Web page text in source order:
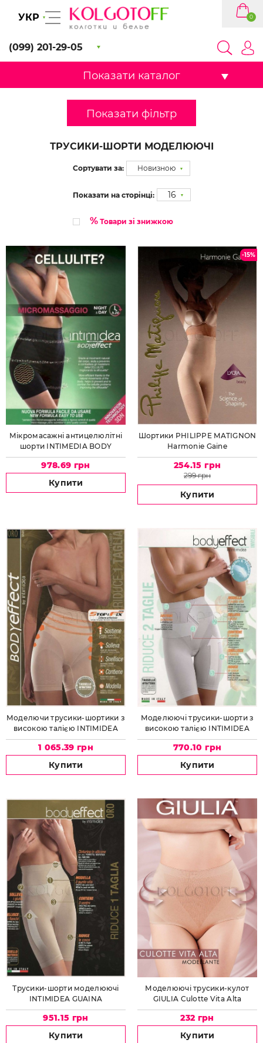
УКР
(099) 201-29-05
0
Показати каталог
Показати фільтр
ТРУСИКИ-ШОРТИ МОДЕЛЮЮЧІ
Сортувати за: Новизною
Показати на сторінці: 16
% Товари зі знижкою
Мікромасажні антицелюлітні
шорти INTIMEDIA BODY
EFFECT Pantaloncino 411047
978.69 грн
Купити
-15%
Шортики PHILIPPE MATIGNON
Harmonie Gaine
254.15 грн
299 грн
Купити
Моделючи трусики-шортики з
високою талією INTIMIDEA
SHORT BODYEFFECT ORO
Art.410617
1 065.39 грн
Купити
Моделюючі трусики-шорти з
високою талією INTIMIDEA
GUAINA BODYEFFECT
INVISIBLE Art.410616
770.10 грн
Купити
Трусики-шорти моделюючі
INTIMIDEA GUAINA
BODYEFFECT ORO Art.410618
951.15 грн
Купити
Моделюючі трусики-кулот
GIULIA Culotte Vita Alta
Modellante
232 грн
Купити